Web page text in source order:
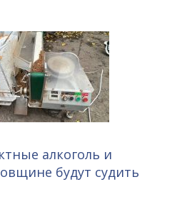
алкоголь и
будут судить